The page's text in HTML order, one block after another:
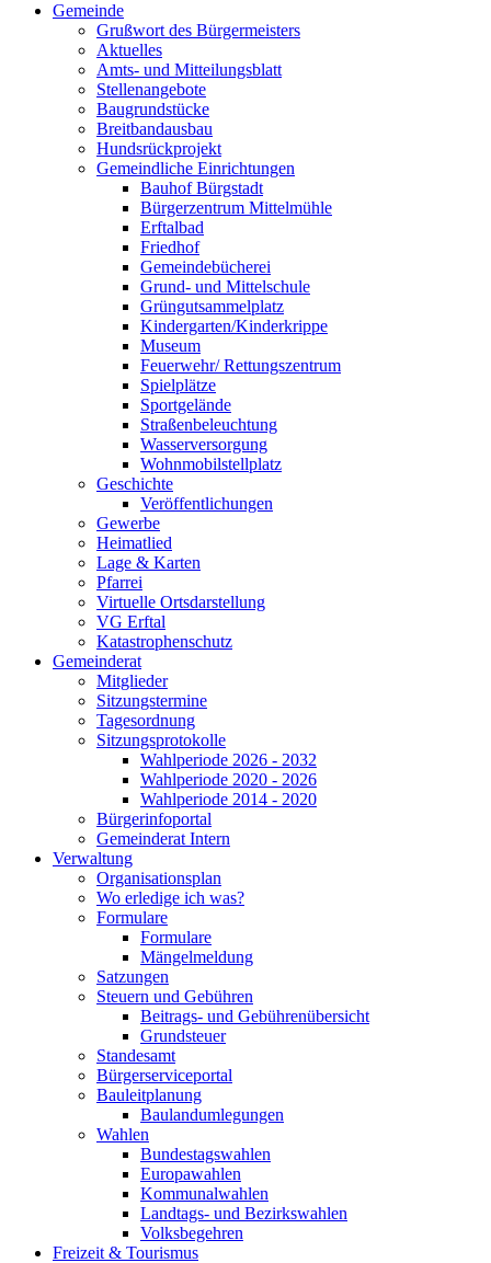
Gemeinde
Grußwort des Bürgermeisters
Aktuelles
Amts- und Mitteilungsblatt
Stellenangebote
Baugrundstücke
Breitbandausbau
Hundsrückprojekt
Gemeindliche Einrichtungen
Bauhof Bürgstadt
Bürgerzentrum Mittelmühle
Erftalbad
Friedhof
Gemeindebücherei
Grund- und Mittelschule
Grüngutsammelplatz
Kindergarten/Kinderkrippe
Museum
Feuerwehr/ Rettungszentrum
Spielplätze
Sportgelände
Straßenbeleuchtung
Wasserversorgung
Wohnmobilstellplatz
Geschichte
Veröffentlichungen
Gewerbe
Heimatlied
Lage & Karten
Pfarrei
Virtuelle Ortsdarstellung
VG Erftal
Katastrophenschutz
Gemeinderat
Mitglieder
Sitzungstermine
Tagesordnung
Sitzungsprotokolle
Wahlperiode 2026 - 2032
Wahlperiode 2020 - 2026
Wahlperiode 2014 - 2020
Bürgerinfoportal
Gemeinderat Intern
Verwaltung
Organisationsplan
Wo erledige ich was?
Formulare
Formulare
Mängelmeldung
Satzungen
Steuern und Gebühren
Beitrags- und Gebührenübersicht
Grundsteuer
Standesamt
Bürgerserviceportal
Bauleitplanung
Baulandumlegungen
Wahlen
Bundestagswahlen
Europawahlen
Kommunalwahlen
Landtags- und Bezirkswahlen
Volksbegehren
Freizeit & Tourismus